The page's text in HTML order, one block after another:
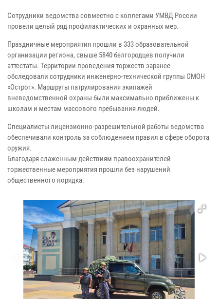
Сотрудники ведомства совместно с коллегами УМВД России
провели целый ряд профилактических и охранных мер.
Праздничные мероприятия прошли в 333 образовательной
организации региона, свыше 5840 белгородцев получили
аттестаты. Территории проведения торжеств заранее
обследовали сотрудники инженерно-технической группы ОМОН
«Острог». Маршруты патрулирования экипажей
вневедомственной охраны были максимально приближены к
школам и местам массового пребывания людей.
Специалисты лицензионно-разрешительной работы ведомства
обеспечивали контроль за соблюдением правил в сфере оборота
оружия.
Благодаря слаженным действиям правоохранителей
торжественные мероприятия прошли без нарушений
общественного порядка.